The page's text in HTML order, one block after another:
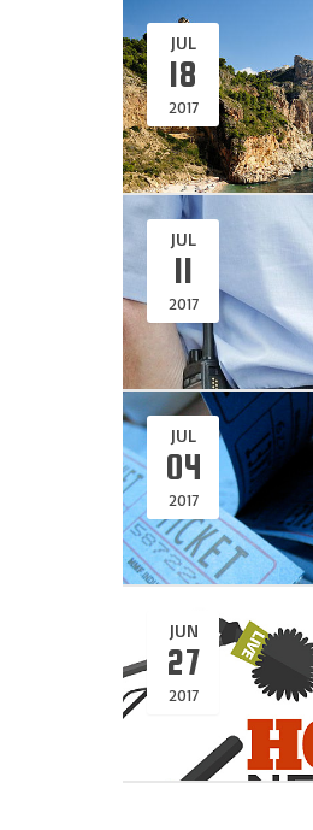
JUL
18
2017
JUL
11
2017
JUL
04
2017
JUN
27
2017